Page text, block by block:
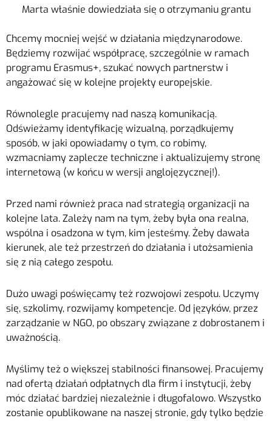
Marta właśnie dowiedziała się o otrzymaniu grantu
Chcemy mocniej wejść w działania międzynarodowe.
Będziemy rozwijać współpracę, szczególnie w ramach
programu Erasmus+, szukać nowych partnerstw i
angażować się w kolejne projekty europejskie.
Równolegle pracujemy nad naszą komunikacją.
Odświeżamy identyfikację wizualną, porządkujemy
sposób, w jaki opowiadamy o tym, co robimy,
wzmacniamy zaplecze techniczne i aktualizujemy stronę
internetową (w końcu w wersji anglojęzycznej!).
Przed nami również praca nad strategią organizacji na
kolejne lata. Zależy nam na tym, żeby była ona realna,
wspólna i osadzona w tym, kim jesteśmy. Żeby dawała
kierunek, ale też przestrzeń do działania i utożsamienia
się z nią całego zespołu.
Dużo uwagi poświęcamy też rozwojowi zespołu. Uczymy
się, szkolimy, rozwijamy kompetencje. Od języków, przez
zarządzanie w NGO, po obszary związane z dobrostanem i
uważnością.
Myślimy też o większej stabilności finansowej. Pracujemy
nad ofertą działań odpłatnych dla firm i instytucji, żeby
móc działać bardziej niezależnie i długofalowo. Wszystko
zostanie opublikowane na naszej stronie, gdy tylko będzie